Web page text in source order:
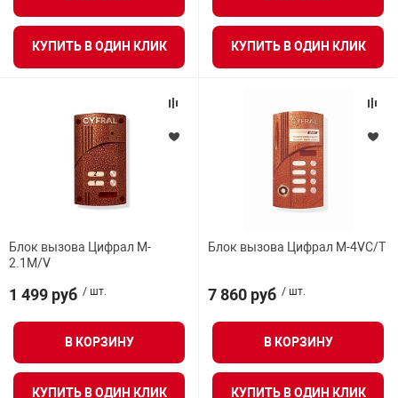
управления
и аналитики
объектов
периметра
экипировка
КУПИТЬ В ОДИН КЛИК КУПИТЬ В ОДИН КЛИК
Блок вызова Цифрал M-
2.1M/V
1 499 руб / шт.
В КОРЗИНУ
КУПИТЬ В ОДИН КЛИК
Блок вызова Цифрал M-4VC/T
7 860 руб / шт.
В КОРЗИНУ
КУПИТЬ В ОДИН КЛИК